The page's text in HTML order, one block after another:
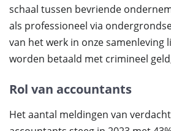
schaal tussen bevriende
als professioneel via
van het werk in onze samenleving
worden betaald met crimineel
Rol van accountants
Het aantal meldingen van